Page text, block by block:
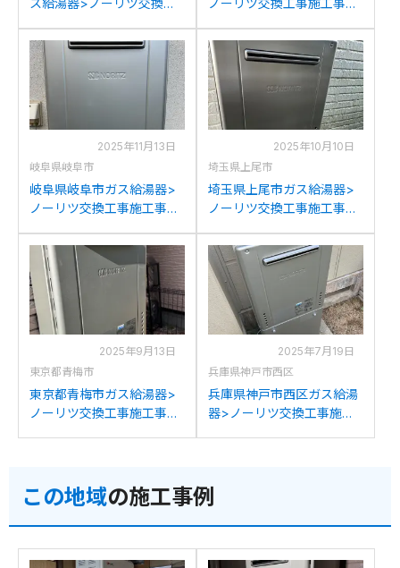
1615AWからノーリツGT-
C2072AW BLへの交換
2422AWX-Gからノーリツ
GT-C2072AW BLへの交換
2025年11月13日
岐阜県岐阜市
岐阜県岐阜市ガス給湯器>
ノーリツ交換工事施工事
C2432AWXからノーリツ
GT-C2072AW BLへの交換
2025年10月10日
埼玉県上尾市
埼玉県上尾市ガス給湯器>
ノーリツ交換工事施工事
らノーリツGT-C2072AW
BLへの交換
2025年9月13日
東京都青梅市
東京都青梅市ガス給湯器>
ノーリツ交換工事施工事
2025年7月19日
兵庫県神戸市西区
兵庫県神戸市西区ガス給湯
器>ノーリツ交換工事施工
この地域の施工事例